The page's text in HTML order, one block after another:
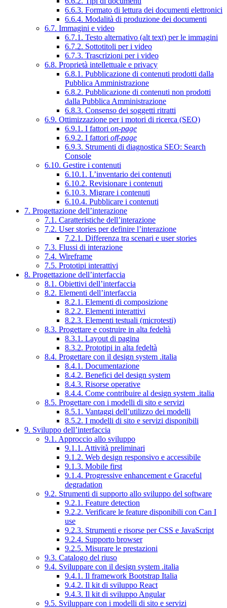
6.6.3. Formato di lettura dei documenti elettronici
6.6.4. Modalità di produzione dei documenti
6.7. Immagini e video
6.7.1. Testo alternativo (alt text) per le immagini
6.7.2. Sottotitoli per i video
6.7.3. Trascrizioni per i video
6.8. Proprietà intellettuale e privacy
6.8.1. Pubblicazione di contenuti prodotti dalla
Pubblica Amministrazione
6.8.2. Pubblicazione di contenuti non prodotti
dalla Pubblica Amministrazione
6.8.3. Consenso dei soggetti ritratti
6.9. Ottimizzazione per i motori di ricerca (SEO)
6.9.1. I fattori on-page
6.9.2. I fattori off-page
6.9.3. Strumenti di diagnostica SEO: Search
Console
6.10. Gestire i contenuti
6.10.1. L’inventario dei contenuti
6.10.2. Revisionare i contenuti
6.10.3. Migrare i contenuti
6.10.4. Pubblicare i contenuti
7. Progettazione dell’interazione
7.1. Caratteristiche dell’interazione
7.2. User stories per definire l’interazione
7.2.1. Differenza tra scenari e user stories
7.3. Flussi di interazione
7.4. Wireframe
7.5. Prototipi interattivi
8. Progettazione dell’interfaccia
8.1. Obiettivi dell’interfaccia
8.2. Elementi dell’interfaccia
8.2.1. Elementi di composizione
8.2.2. Elementi interattivi
8.2.3. Elementi testuali (microtesti)
8.3. Progettare e costruire in alta fedeltà
8.3.1. Layout di pagina
8.3.2. Prototipi in alta fedeltà
8.4. Progettare con il design system .italia
8.4.1. Documentazione
8.4.2. Benefici del design system
8.4.3. Risorse operative
8.4.4. Come contribuire al design system .italia
8.5. Progettare con i modelli di sito e servizi
8.5.1. Vantaggi dell’utilizzo dei modelli
8.5.2. I modelli di sito e servizi disponibili
9. Sviluppo dell’interfaccia
9.1. Approccio allo sviluppo
9.1.1. Attività preliminari
9.1.2. Web design responsivo e accessibile
9.1.3. Mobile first
9.1.4. Progressive enhancement e Graceful
degradation
9.2. Strumenti di supporto allo sviluppo del software
9.2.1. Feature detection
9.2.2. Verificare le feature disponibili con Can I
use
9.2.3. Strumenti e risorse per CSS e JavaScript
9.2.4. Supporto browser
9.2.5. Misurare le prestazioni
9.3. Catalogo del riuso
9.4. Sviluppare con il design system .italia
9.4.1. Il framework Bootstrap Italia
9.4.2. Il kit di sviluppo React
9.4.3. Il kit di sviluppo Angular
9.5. Sviluppare con i modelli di sito e servizi